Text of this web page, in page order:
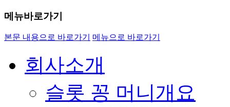
메뉴바로가기
본문 내용으로 바로가기 메뉴으로 바로가기
회사소개
슬롯 꽁 머니개요